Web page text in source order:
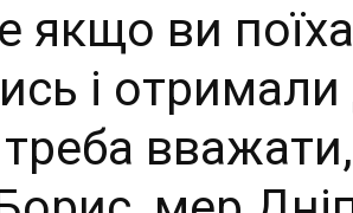
якщо ви
і
вважати,